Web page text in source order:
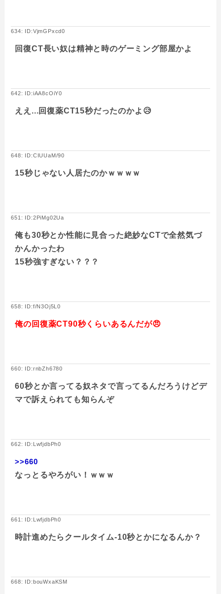
634: ID:VjmGPxcd0
回復CT長い奴は精神と時のゲーミング部屋かよ
642: ID:iAA8cOiY0
ええ...回復薬CT15秒だったのかよ😥
648: ID:CIUUaM/90
15秒じゃない人居たのかｗｗｗｗ
651: ID:2PiMg02Ua
俺も30秒とか性能に見合った絶妙なCTで全然気づ
かんかったわ
15秒強すぎない？？？
658: ID:f/N3Oj5L0
俺の回復薬CT90秒くらいあるんだが😠
660: ID:rnbZh6780
60秒とか言ってる奴ネタで言ってるんだろうけどデ
マで訴えられても知らんぞ
662: ID:LwfjdbPh0
>>660
なっとるやろがい！ｗｗｗ
661: ID:LwfjdbPh0
時計進めたらクールタイム-10秒とかになるんか？
668: ID:bouWxaKSM